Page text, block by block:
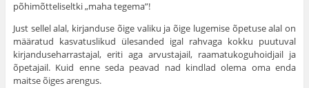
põhimõtteliseltki „maha tegema”!
Just sellel alal, kirjanduse õige valiku ja õige lugemise õpetuse alal on
määratud kasvatuslikud ülesanded igal rahvaga kokku puu­tuval
kirjanduseharrastajal, eriti aga arvustajail, raamatukoguhoidjail ja
õpetajail. Kuid enne seda peavad nad kindlad olema oma enda
maitse õiges arengus.